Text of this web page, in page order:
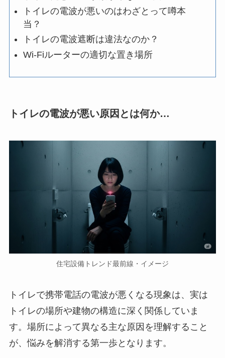
トイレの電波が悪いのはわざとって噂本
当？
トイレの電波遮断は違法なのか？
Wi-Fiルーターの適切な置き場所
トイレの電波が悪い原因とは何か…
住宅設備トレンド最前線・イメージ
トイレで携帯電話の電波が悪くなる現象は、実は
トイレの場所や建物の構造に深く関係していま
す。場所によって異なる主な原因を理解すること
が、悩みを解消する第一歩となります。